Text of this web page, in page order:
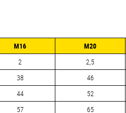
М16 М20
2 2,5
38 46
44 52
57 65